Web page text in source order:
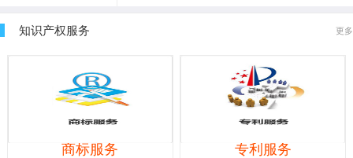
知识产权服务 更多
商标服务 专利服务